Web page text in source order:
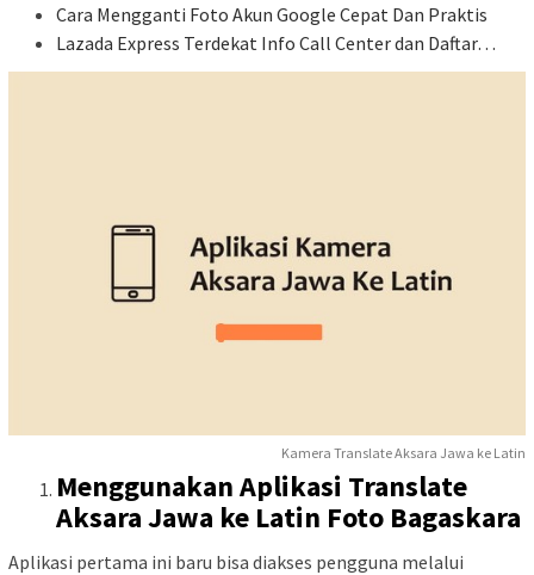
Cara Mengganti Foto Akun Google Cepat Dan Praktis
Lazada Express Terdekat Info Call Center dan Daftar…
Kamera Translate Aksara Jawa ke Latin
Menggunakan Aplikasi Translate
Aksara Jawa ke Latin Foto Bagaskara
Aplikasi pertama ini baru bisa diakses pengguna melalui